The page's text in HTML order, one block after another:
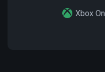
Xbox